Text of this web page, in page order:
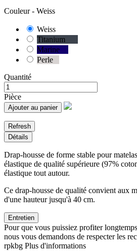
Couleur - Weiss
Weiss
Titanium
Marine
Perle
Quantité
Pièce
Ajouter au panier
Détails
Drap-housse de forme stable pour
élastique de qualité supérieure (97%
élastique tout autour.
Ce drap-housse de qualité convient aux
d'une hauteur jusqu'à 40 cm.
Entretien
Pour que vous puissiez profiter
nous vous demandons de respecter les
rpkbg Plus d'informations